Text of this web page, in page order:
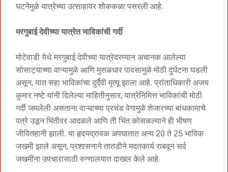
घटनेमुळे यात्रेच्या उत्साहावर शोककळा पसरली आहे.
मरगुबाई देवीच्या यात्रेत भाविकांची गर्दी
मोटेवाडी येथे मरगुबाई देवीच्या यात्रेदरम्यान अचानक आलेल्या
सोसाट्याच्या वाऱ्यामुळे आणि मुसळधार पावसामुळे मोठी दुर्घटना घडली
असून, यात सहा भाविकांचा दुर्दैवी मृत्यू झाला आहे. प्रांताधिकारी अजय
कुमार नष्टे यांनी दिलेल्या माहितीनुसार, यात्रेनिमित्त भाविकांची मोठी
गर्दी जमलेली असताना वाऱ्याच्या प्रचंड वेगामुळे शेजारच्या बांधकामाचे
पत्रे उडून भिंतीवर आदळले आणि ती भिंत कोसळल्याने ही भीषण
जीवितहानी झाली. या हृदयद्रावक अपघातात अन्य 20 ते 25 भाविक
जखमी झाले असून, प्रशासनाने तातडीने मदतकार्य राबवून सर्व
जखमींना उपचारासाठी रुग्णालयात दाखल केले आहे.